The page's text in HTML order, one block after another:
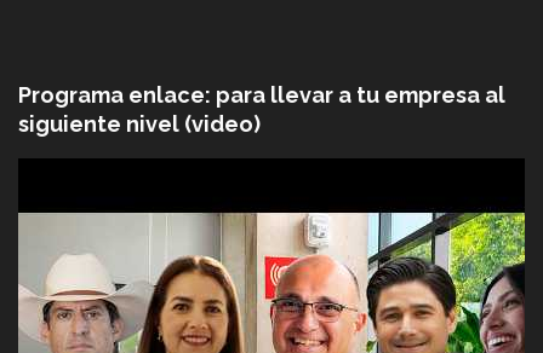
Programa enlace: para llevar a tu empresa al
siguiente nivel (video)